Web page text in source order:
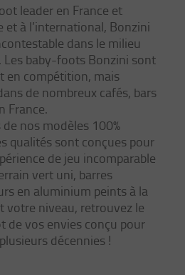
leader en France et
et à l’international, Bonzini
dans le milieu
Les baby-foots Bonzini sont
en compétition, mais
de nombreux cafés, bars
France.
nos modèles 100%
qualités sont conçues pour
de jeu incomparable
vert uni, barres
en aluminium peints à la
votre niveau, retrouvez le
de vos envies conçu pour
décennies !